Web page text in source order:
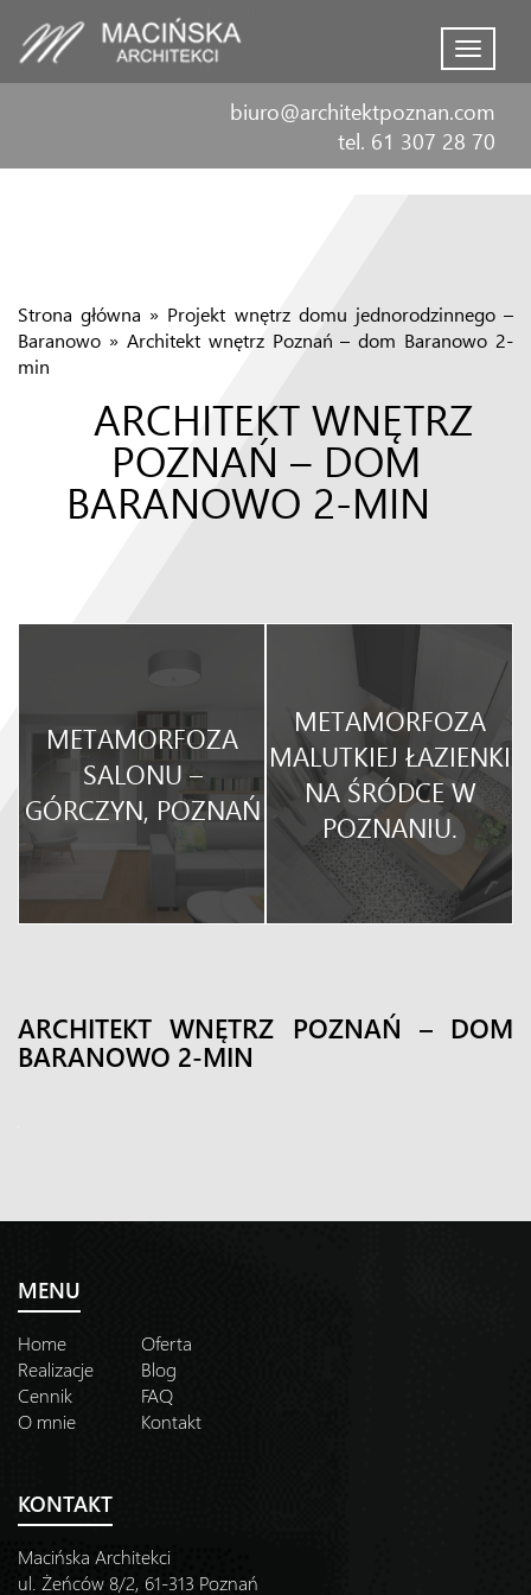
Menu
biuro@architektpoznan.com
tel. 61 307 28 70
Strona główna » Projekt wnętrz domu jednorodzinnego –
Baranowo » Architekt wnętrz Poznań – dom Baranowo 2-
min
ARCHITEKT WNĘTRZ
POZNAŃ – DOM
BARANOWO 2-MIN
METAMORFOZA
SALONU –
GÓRCZYN, POZNAŃ
METAMORFOZA
MALUTKIEJ ŁAZIENKI
NA ŚRÓDCE W
POZNANIU.
ARCHITEKT WNĘTRZ POZNAŃ – DOM
BARANOWO 2-MIN
MENU
Home
Oferta
Realizacje
Blog
Cennik
FAQ
O mnie
Kontakt
KONTAKT
Macińska Architekci
ul. Żeńców 8/2, 61-313 Poznań